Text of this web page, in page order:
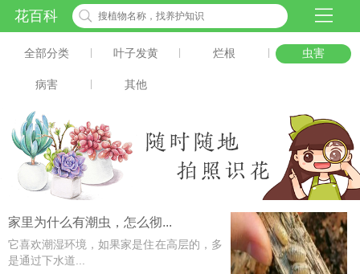
花百科
全部分类 叶子发黄 烂根 虫害
病害 其他
家里为什么有潮虫，怎么彻...
它喜欢潮湿环境，如果家是住在高层的，多
是通过下水道...